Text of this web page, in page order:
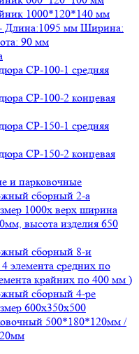
1000*120*140 мм
Длина:1095 мм Ширина:
90 мм
СР-100-1 средняя
СР-100-2 концевая
СР-150-1 средняя
СР-150-2 концевая
и парковочные
сборный 2-а
1000x верх ширина
высота изделия 650
сборный 8-и
элемента средних по
крайних по 400 мм )
сборный 4-ре
600x350x500
500*180*120мм /